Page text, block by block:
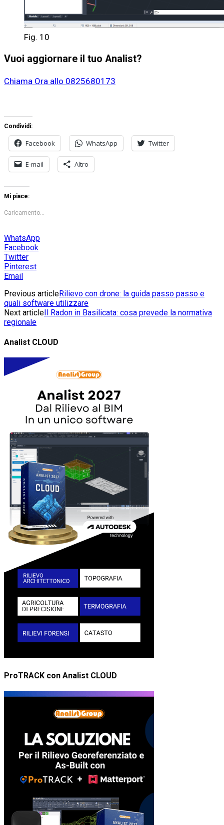
Fig. 10
Vuoi aggiornare il tuo Analist?
Chiama Ora allo 0825680173
Condividi:
Facebook WhatsApp Twitter
E-mail Altro
Mi piace:
Caricamento...
WhatsApp
Facebook
Twitter
Pinterest
Email
Previous articleRilievo con drone: la guida passo passo e
quali software utilizzare
Next articleIl Radon in Basilicata: cosa prevede la normativa
regionale
Analist CLOUD
ProTRACK con Analist CLOUD